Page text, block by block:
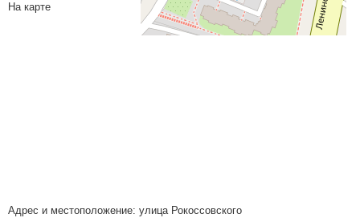
На карте
Адрес и местоположение: улица Рокоссовского